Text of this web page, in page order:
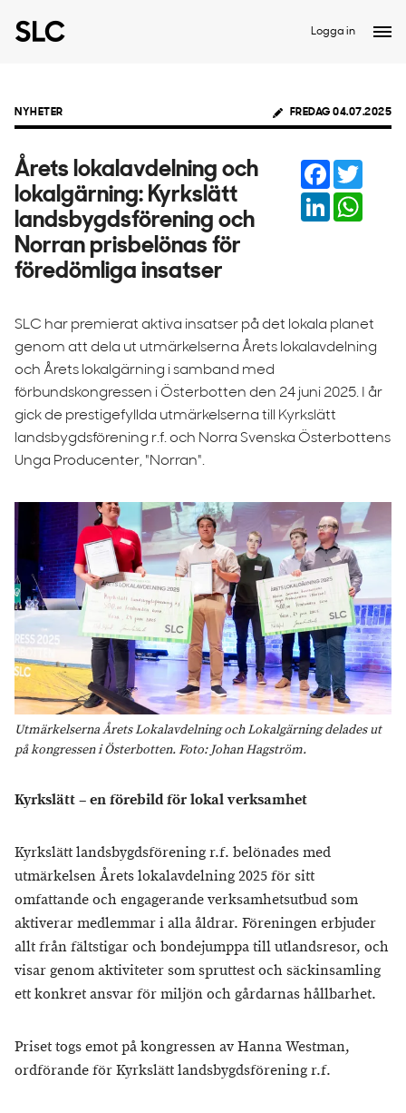
Logga in
NYHETER FREDAG 04.07.2025
Årets lokalavdelning och
lokalgärning: Kyrkslätt
landsbygdsförening och
Norran prisbelönas för
föredömliga insatser
Facebook
LinkedIn
SLC har premierat aktiva insatser på det lokala planet
genom att dela ut utmärkelserna Årets lokalavdelning
och Årets lokalgärning i samband med
förbundskongressen i Österbotten den 24 juni 2025. I år
gick de prestigefyllda utmärkelserna till Kyrkslätt
landsbygdsförening r.f. och Norra Svenska Österbottens
Unga Producenter, "Norran".
Utmärkelserna Årets Lokalavdelning och Lokalgärning delades ut
på kongressen i Österbotten. Foto: Johan Hagström.
Kyrkslätt – en förebild för lokal verksamhet
Kyrkslätt landsbygdsförening r.f. belönades med
utmärkelsen Årets lokalavdelning 2025 för sitt
omfattande och engagerande verksamhetsutbud som
aktiverar medlemmar i alla åldrar. Föreningen erbjuder
allt från fältstigar och bondejumppa till utlandsresor, och
visar genom aktiviteter som spruttest och säckinsamling
ett konkret ansvar för miljön och gårdarnas hållbarhet.
Priset togs emot på kongressen av Hanna Westman,
ordförande för Kyrkslätt landsbygdsförening r.f.